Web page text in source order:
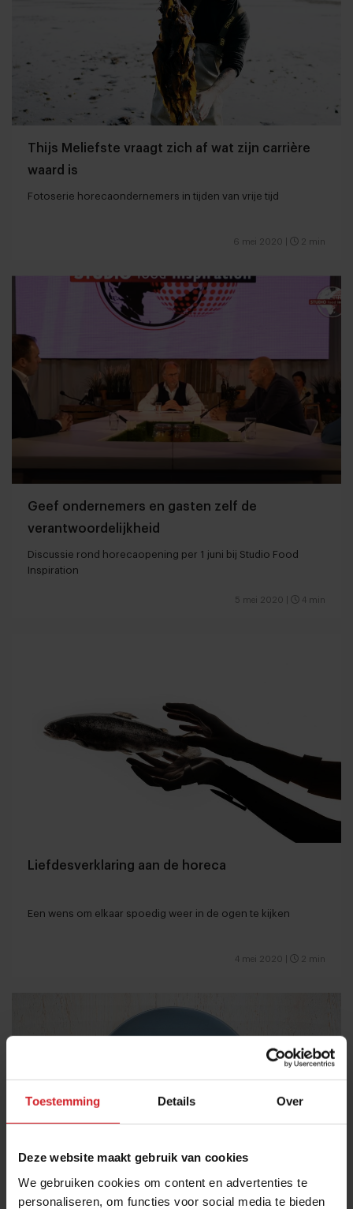
Toestemming Details Over
Deze website maakt gebruik van cookies
We gebruiken cookies om content en advertenties te
personaliseren, om functies voor social media te bieden
Thijs Meliefste vraagt zich af wat zijn carrière
waard is
Fotoserie horecaondernemers in tijden van vrije tijd
6 mei 2020 2 min
Geef ondernemers en gasten zelf de
verantwoordelijkheid
Discussie rond horecaopening per 1 juni bij Studio Food
Inspiration
5 mei 2020 4 min
Liefdesverklaring aan de horeca
Een wens om elkaar spoedig weer in de ogen te kijken
4 mei 2020 2 min